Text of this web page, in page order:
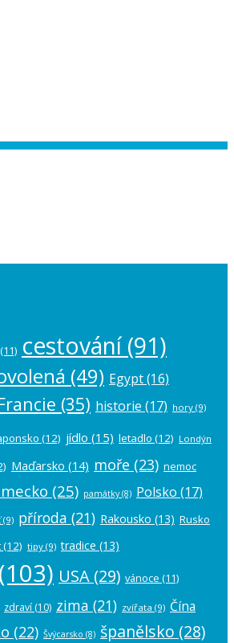
(11) cestování(91)
(49) Egypt(16)
(35) historie (17) hory (9)
(12) jídlo (15) letadlo (12) Londýn
Maďarsko (14) moře (23) nemoc
(25) památky(8) Polsko (17)
(9) příroda (21) Rakousko (13) Rusko
(12) tipy (9) tradice (13)
(103) USA (29) vánoce (11)
zdraví (10) zima (21) zvířata (9) Čína
(22) Švýcarsko (8) španělsko (28)